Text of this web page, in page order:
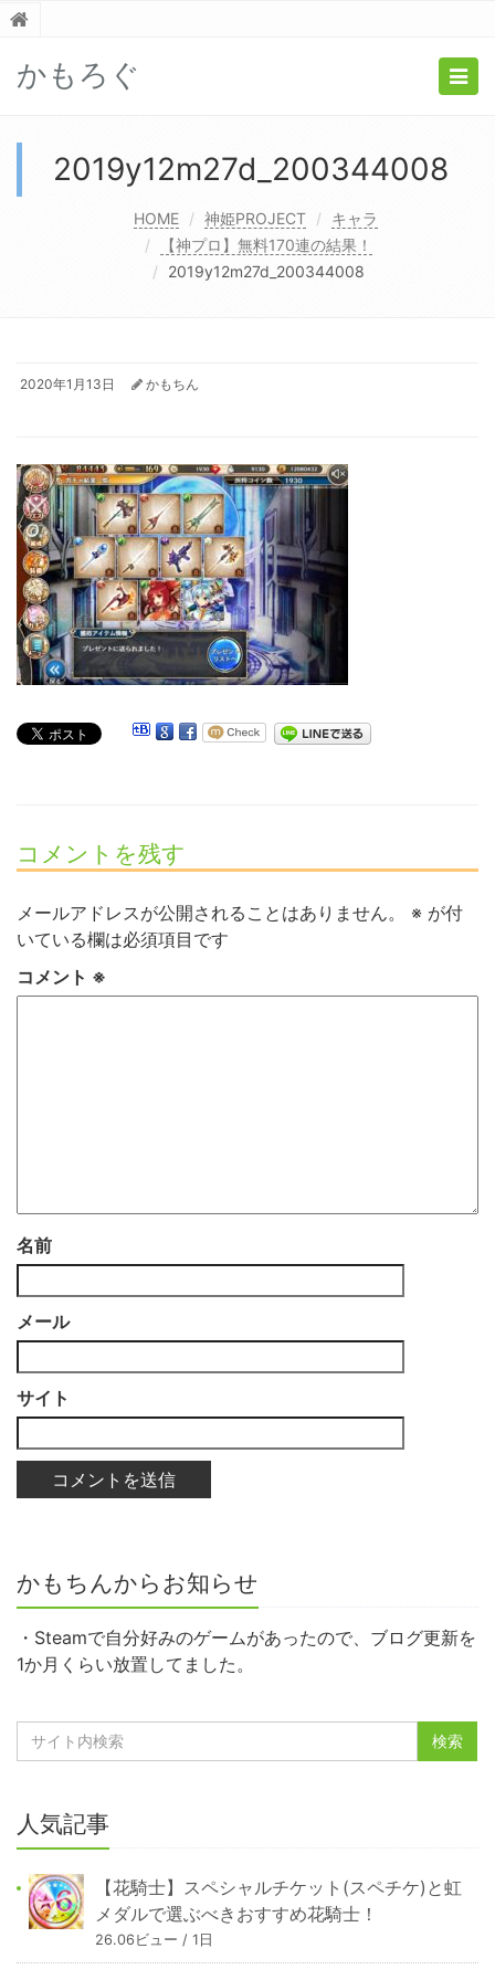
かもろぐ
2019y12m27d_200344008
HOME 神姫PROJECT
キャラ
【神プロ】無料170連の結果！
2019y12m27d_200344008
2020年1月13日 かもちん
コメントを残す
メールアドレスが公開されることはありません。 ※ が付
いている欄は必須項目です
コメント ※
名前
メール
サイト
かもちんからお知らせ
・Steamで自分好みのゲームがあったので、ブログ更新を
1か月くらい放置してました。
人気記事
【花騎士】スペシャルチケット(スペチケ)と虹
メダルで選ぶべきおすすめ花騎士！
26.06ビュー / 1日